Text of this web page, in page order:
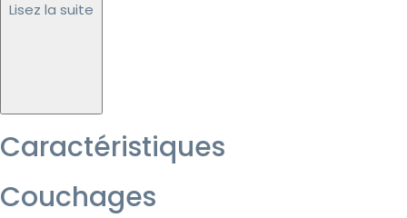
Lisez la suite
Caractéristiques
Couchages